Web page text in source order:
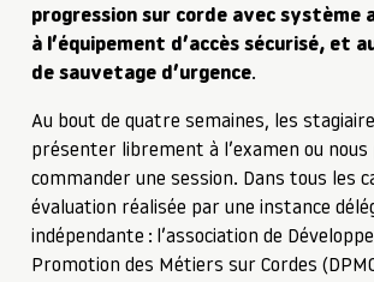
progression sur corde avec système
à l’équipement d’accès sécurisé, et
de sauvetage d’urgence.
Au bout de quatre semaines, les
présenter librement à l’examen ou nous
commander une session. Dans tous les
évaluation réalisée par une instance
indépendante : l’association de
Promotion des Métiers sur Cordes